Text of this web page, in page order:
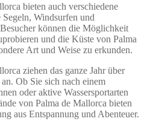
bieten auch verschiedene
Windsurfen und
können die Möglichkeit
und die Küste von Palma
Art und Weise zu erkunden.
ziehen das ganze Jahr über
Ob Sie sich nach einem
oder aktive Wassersportarten
von Palma de Mallorca bieten
aus Entspannung und Abenteuer.